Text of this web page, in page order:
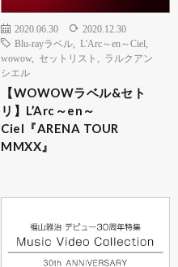
2020.06.30
2020.12.30
Blu-rayラベル
L'Arc～en～Ciel
wowow, セットリスト
ラルクアン
シエル
【WOWOWラベル&セト
リ】L’Arc～en～
Ciel『ARENA TOUR
MMXX』